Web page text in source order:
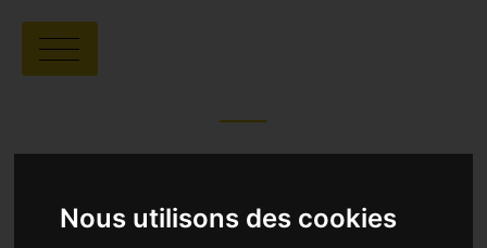
Nous utilisons des cookies
FASHION VICTIMS 2.0